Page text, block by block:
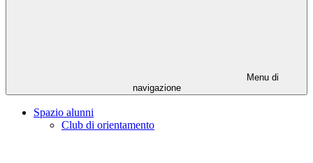
Menu di
navigazione
Spazio alunni
Club di orientamento